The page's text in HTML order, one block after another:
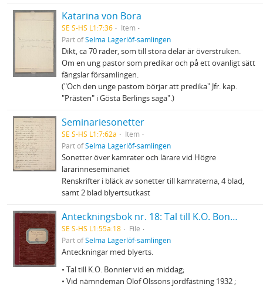
Katarina von Bora
SE S-HS L1:7:36
Item
Part ofSelma Lagerlöf-samlingen
Dikt, ca 70 rader, som till stora delar är överstruken.
Om en ung pastor som predikar och på ett ovanligt sätt
fängslar församlingen.
("Och den unge pastom börjar att predika" Jfr. kap.
"Prästen" i Gösta Berlings saga".)
Seminariesonetter
SE S-HS L1:7:62a
Item
Part ofSelma Lagerlöf-samlingen
Sonetter över kamrater och lärare vid Högre
lärarinneseminariet
Renskrifter i bläck av sonetter till kamraterna, 4 blad,
samt 2 blad blyertsutkast
Anteckningsbok nr. 18: Tal till K.O. Bonnier vid en middag m.m.
SE S-HS L1:55a:18
File
Part ofSelma Lagerlöf-samlingen
Anteckningar med blyerts.
• Tal till K.O. Bonnier vid en middag;
• Vid nämndeman Olof Olssons jordfästning 1932 ;